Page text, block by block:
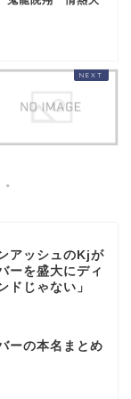
アッシュのKjが
ーを盛大にディ
ドじゃない」
ーの本名まとめ